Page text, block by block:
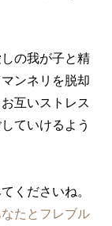
の我が子と精
ンネリを脱却
互いストレス
ていけるよう
くださいね。
たとフレブル